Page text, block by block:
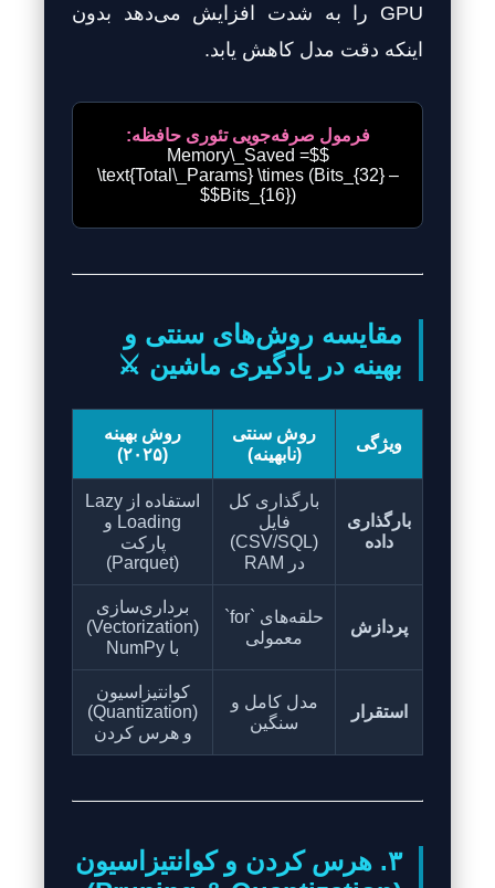
GPU را به شدت افزایش می‌دهد بدون
اینکه دقت مدل کاهش یابد.
فرمول صرفه‌جویی تئوری حافظه:
$$Memory\_Saved =
\text{Total\_Params} \times (Bits_{32} –
Bits_{16})$$
مقایسه روش‌های سنتی و
بهینه در یادگیری ماشین ⚔️
ویژگی
روش سنتی
(نابهینه)
روش بهینه
(۲۰۲۵)
بارگذاری
داده
بارگذاری کل
فایل
(CSV/SQL)
در RAM
استفاده از Lazy
Loading و
پارکت
(Parquet)
پردازش
حلقه‌های `for`
معمولی
برداری‌سازی
(Vectorization)
با NumPy
استقرار
مدل کامل و
سنگین
کوانتیزاسیون
(Quantization)
و هرس کردن
۳. هرس کردن و کوانتیزاسیون